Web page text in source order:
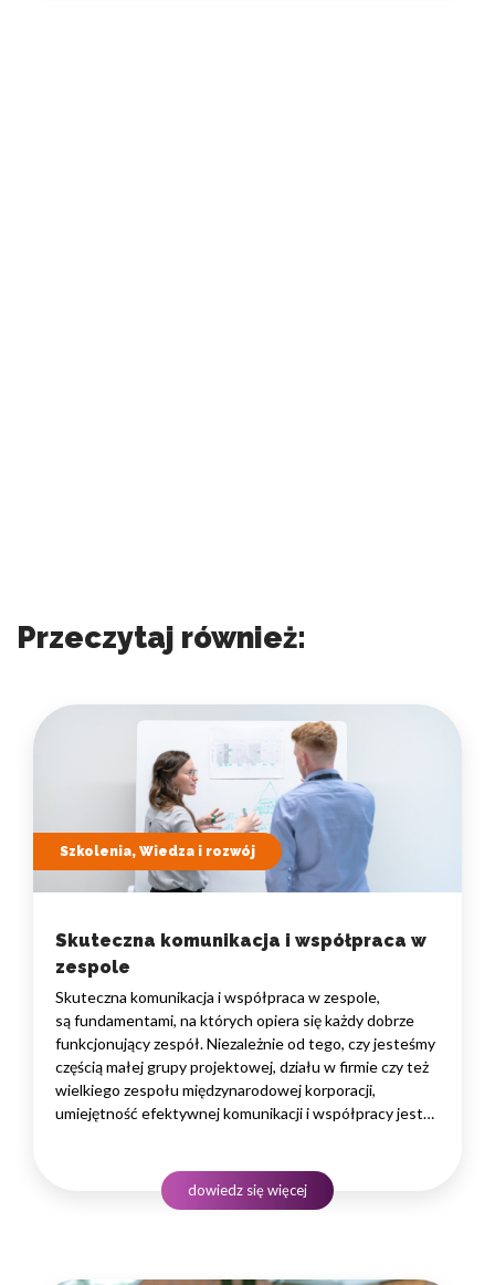
Przeczytaj również:
Szkolenia, Wiedza i rozwój
Skuteczna komunikacja i współpraca w
zespole
Skuteczna komunikacja i współpraca w zespole,
są fundamentami, na których opiera się każdy dobrze
funkcjonujący zespół. Niezależnie od tego, czy jesteśmy
częścią małej grupy projektowej, działu w firmie czy też
wielkiego zespołu międzynarodowej korporacji,
umiejętność efektywnej komunikacji i współpracy jest
komunikacji i współpracy w zespole. Będziemy zgłębiać
kluczowe elementy skutecznej komunikacji, takie…
dowiedz się więcej